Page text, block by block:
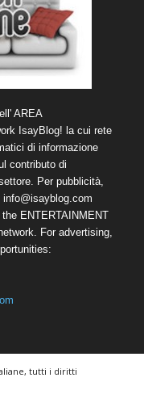
AREA
IsayBlog! la cui rete
di informazione
contributo di
Per pubblicità,
info@isayblog.com
ENTERTAINMENT
For advertising,
tutti i diritti